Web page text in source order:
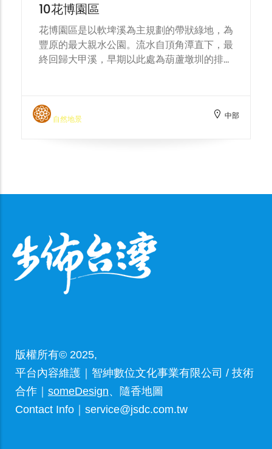
10花博園區
花博園區是以軟埤溪為主規劃的帶狀綠地，為
豐原的最大親水公園。流水自頂角潭直下，最
終回歸大甲溪，早期以此處為葫蘆墩圳的排洪
節空氣品質。近年來，寬廣的空間帶動新的豐
原。自然地景 中部
版權所有© 2025,
平台內容維護｜智紳數位文化事業有限公司 / 技術
合作｜ someDesign、隨香地圖
Contact Info｜service@jsdc.com.tw